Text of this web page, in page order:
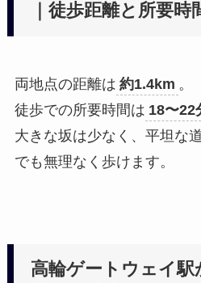
｜徒歩距離と所要時
両地点の距離は 約1.4km 。
徒歩での所要時間は 18〜22
大きな坂は少なく、平坦な
でも無理なく歩けます。
高輪ゲートウェイ駅